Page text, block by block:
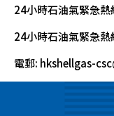
24小時石油氣緊急
24小時石油氣緊急
電郵: hkshellgas-